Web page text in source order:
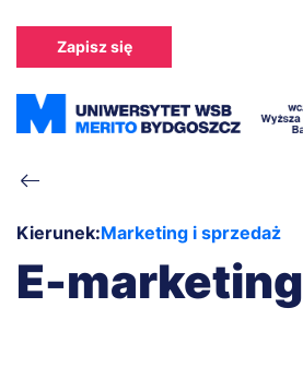
treści
Zapisz się
Ścieżka
nawigacyjna
Kierunek:Marketing i sprzedaż
E-marketing